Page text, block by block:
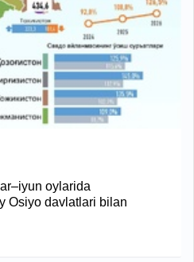
oylarida
Osiyo davlatlari bilan